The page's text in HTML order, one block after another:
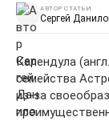
АВТОР СТАТЬИ
Сергей
Календула
семейства
из-за